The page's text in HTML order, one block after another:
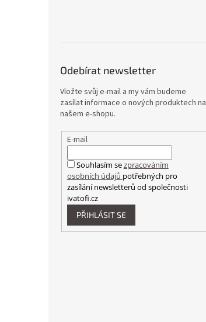
Odebírat newsletter
Vložte svůj e-mail a my vám budeme
zasílat informace o nových produktech na
našem e-shopu.
E-mail
Souhlasím sezpracováním
osobních údajů potřebných pro
zasílání newsletterů od společnosti
ivatofi.cz
PŘIHLÁSIT SE